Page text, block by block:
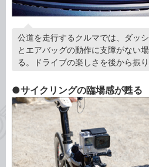
公道を走行するクルマでは、ダッ
とエアバッグの動作に支障がない
る。ドライブの楽しさを後から振
●サイクリングの臨場感が甦る